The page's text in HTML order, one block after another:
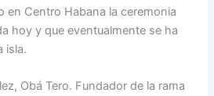
en Centro Habana la ceremonia
hoy y que eventualmente se ha
isla.
Obá Tero. Fundador de la rama